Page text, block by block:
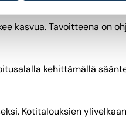
kasvua. Tavoitteena on
kehittämällä
Kotitalouksien